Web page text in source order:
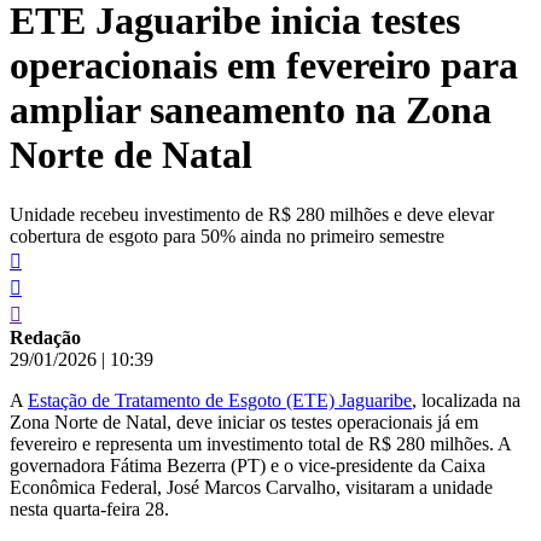
conteúdo
ETE Jaguaribe inicia testes
operacionais em fevereiro para
ampliar saneamento na Zona
Norte de Natal
Unidade recebeu investimento de R$ 280 milhões e deve elevar
cobertura de esgoto para 50% ainda no primeiro semestre
Redação
29/01/2026 | 10:39
A Estação de Tratamento de Esgoto (ETE) Jaguaribe, localizada na
Zona Norte de Natal, deve iniciar os testes operacionais já em
fevereiro e representa um investimento total de R$ 280 milhões. A
governadora Fátima Bezerra (PT) e o vice-presidente da Caixa
Econômica Federal, José Marcos Carvalho, visitaram a unidade
nesta quarta-feira 28.